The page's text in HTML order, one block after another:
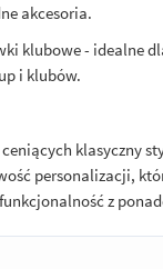
akcesoria.
klubowe - idealne
i klubów.
klasyczny
personalizacji,
z